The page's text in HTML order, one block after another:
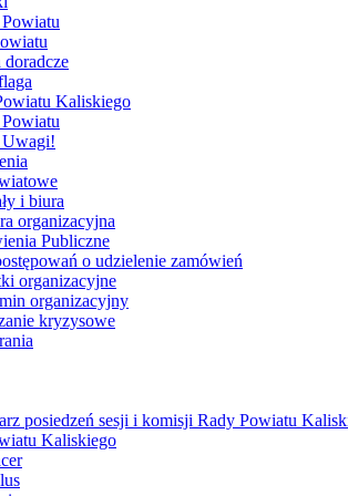
doradcze
Kaliskiego
i biura
organizacyjna
Publiczne
o udzielenie zamówień
organizacyjne
organizacyjny
kryzysowe
posiedzeń sesji i komisji Rady Powiatu
Kaliskiego